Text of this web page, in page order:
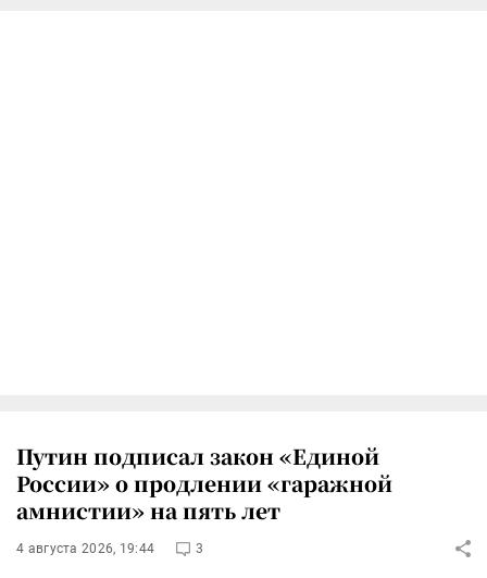
Путин подписал закон «Единой
России» о продлении «гаражной
амнистии» на пять лет
4 августа 2026, 19:44 3